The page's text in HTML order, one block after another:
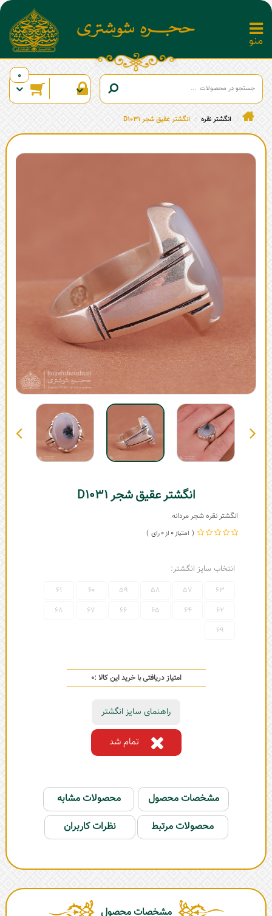
0
انگشتر نقره انگشتر عقیق شجر D1031
انگشتر عقیق شجر D1031
انگشتر نقره شجر مردانه
0
0
انتخاب سایز انگشتر:
63
57
58
59
60
61
62
64
65
66
67
68
69
امتیاز دریافتی با خرید این کالا :0
راهنمای سایز انگشتر
تمام شد
مشخصات محصول
محصولات مشابه
محصولات مرتبط
نظرات کاربران
مشخصات محصول